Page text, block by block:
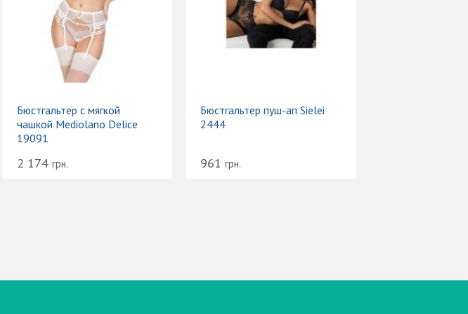
Бюстгальтер с мягкой
чашкой Mediolano Delice
19091
2 174 грн.
Бюстгальтер пуш-ап Sielei
2444
961грн.